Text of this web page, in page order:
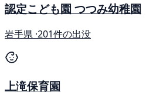
認定こども園 つつみ幼稚園
岩手県 ·201件の出没
上滝保育園